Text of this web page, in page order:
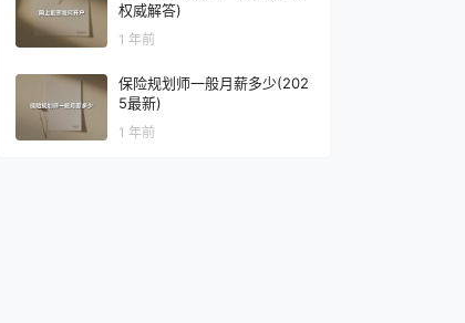
权威解答)
1 年前
保险规划师一般月薪多少(202
5最新)
1 年前